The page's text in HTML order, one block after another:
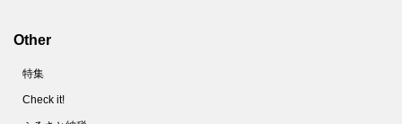
Other
特集
Check it!